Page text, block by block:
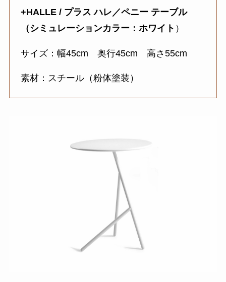
+HALLE / プラス ハレ／ペニー テーブル
（シミュレーションカラー：ホワイト ）
サイズ：幅45cm 奥行45cm 高さ55cm
素材：スチール（粉体塗装）